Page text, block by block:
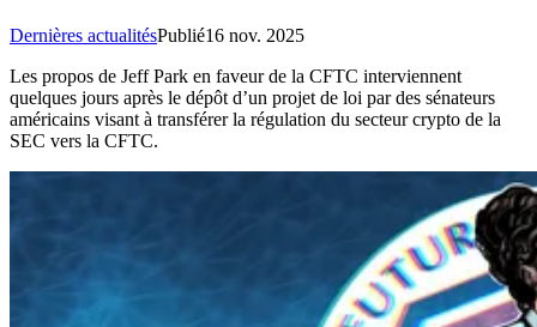
Dernières actualitésPublié16 nov. 2025
Les propos de Jeff Park en faveur de la CFTC interviennent
quelques jours après le dépôt d’un projet de loi par des sénateurs
américains visant à transférer la régulation du secteur crypto de la
SEC vers la CFTC.